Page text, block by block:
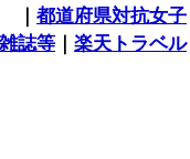
｜ 都道府県対抗女子
誌等 ｜ 楽天トラベル